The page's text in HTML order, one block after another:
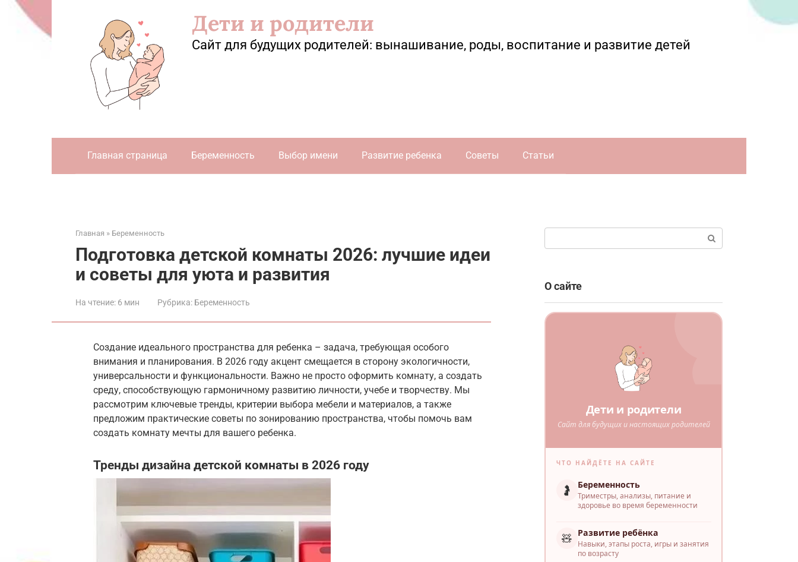
Перейти
Дети и родители
Сайт для будущих родителей: вынашивание, роды, воспитание и развитие детей
Главная страница Беременность Выбор имени Развитие ребенка Советы Статьи
Главная » Беременность
Подготовка детской комнаты 2026: лучшие идеи
и советы для уюта и развития
На чтение: 6 мин Рубрика: Беременность
Создание идеального пространства для ребенка – задача, требующая особого
внимания и планирования. В 2026 году акцент смещается в сторону экологичности,
универсальности и функциональности. Важно не просто оформить комнату, а создать
среду, способствующую гармоничному развитию личности, учебе и творчеству. Мы
рассмотрим ключевые тренды, критерии выбора мебели и материалов, а также
предложим практические советы по зонированию пространства, чтобы помочь вам
создать комнату мечты для вашего ребенка.
Тренды дизайна детской комнаты в 2026 году
О сайте
Дети и родители
Сайт для будущих и настоящих родителей
ЧТО НАЙДЁТЕ НА САЙТЕ
🤰 Беременность
Триместры, анализы, питание и
здоровье во время беременности
🧸 Развитие ребёнка
Навыки, этапы роста, игры и занятия
по возрасту